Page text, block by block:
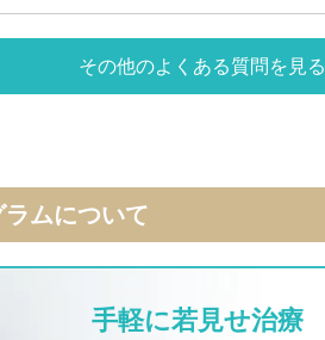
その他のよくある質問を見る
ムについて
手軽に若見せ治療